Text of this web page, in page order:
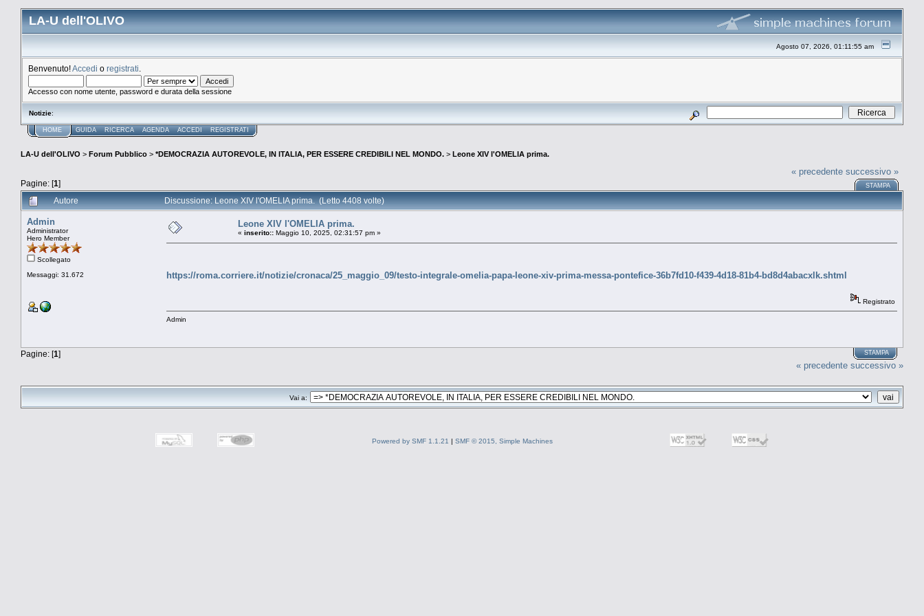
LA-U dell'OLIVO
Agosto 07, 2026, 01:11:55 am
Benvenuto!Accedi o registrati
Accesso con nome utente, password e durata della sessione
Notizie:
HOME GUIDA RICERCA AGENDA ACCEDI REGISTRATI
LA-U dell'OLIVO > Forum Pubblico > *DEMOCRAZIA AUTOREVOLE, IN ITALIA, PER ESSERE CREDIBILI NEL MONDO. > Leone XIV l'OMELIA prima.
Pagine: [1]
« precedente successivo »
STAMPA
Autore Discussione: Leone XIV l'OMELIA prima. (Letto 4408 volte)
Admin
Administrator
Hero Member
Scollegato
Messaggi: 31.672
Leone XIV l'OMELIA prima.
« inserito:: Maggio 10, 2025, 02:31:57 pm »
https://roma.corriere.it/notizie/cronaca/25_maggio_09/testo-integrale-omelia-papa-leone-xiv-prima-messa-pontefice-36b7fd10-f439-4d18-81b4-bd8d4abacxlk.shtml
Registrato
Admin
Pagine: [1] STAMPA
« precedente successivo »
Vai a:
Powered by SMF 1.1.21 | SMF © 2015, Simple Machines